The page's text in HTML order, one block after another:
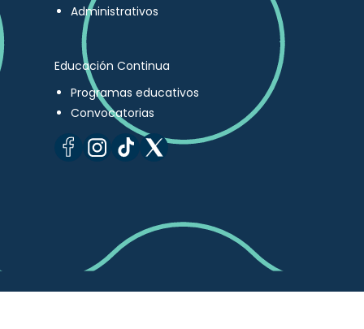
Administrativos
Educación Continua
Programas educativos
Convocatorias